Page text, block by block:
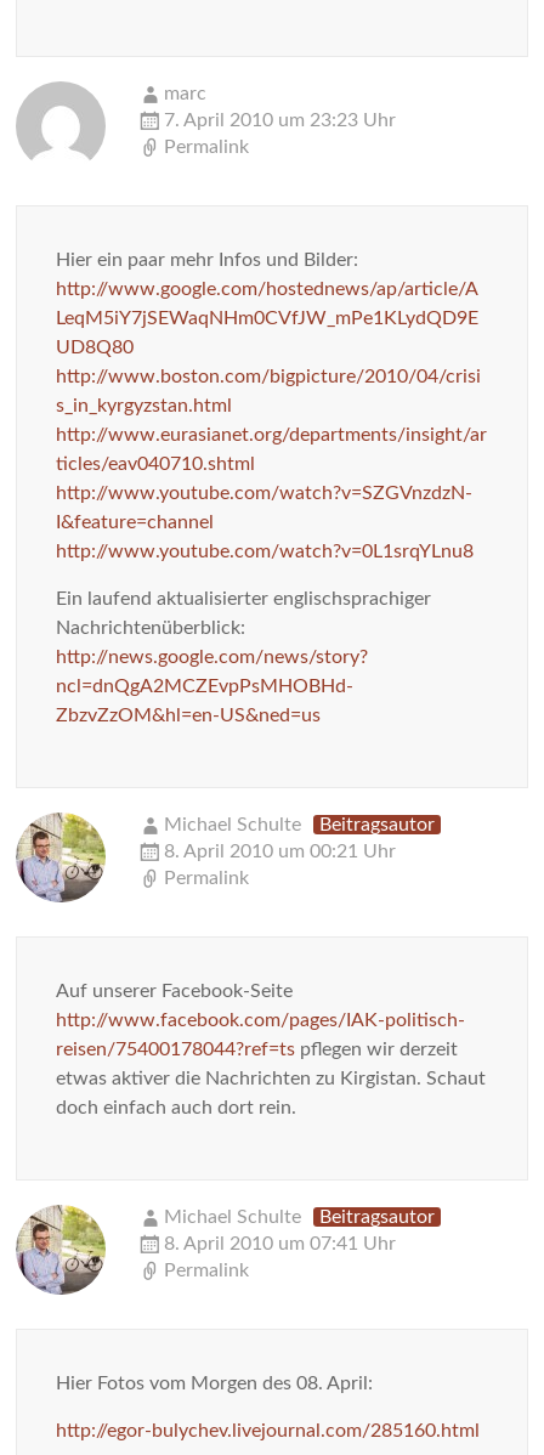
marc
7. April 2010 um 23:23 Uhr
Permalink
Hier ein paar mehr Infos und Bilder:
http://www.google.com/hostednews/ap/article/A
LeqM5iY7jSEWaqNHm0CVfJW_mPe1KLydQD9E
UD8Q80
http://www.boston.com/bigpicture/2010/04/crisi
s_in_kyrgyzstan.html
http://www.eurasianet.org/departments/insight/ar
ticles/eav040710.shtml
http://www.youtube.com/watch?v=SZGVnzdzN-
I&feature=channel
http://www.youtube.com/watch?v=0L1srqYLnu8
Ein laufend aktualisierter englischsprachiger
Nachrichtenüberblick:
http://news.google.com/news/story?
ncl=dnQgA2MCZEvpPsMHOBHd-
ZbzvZzOM&hl=en-US&ned=us
Michael Schulte
Beitragsautor
8. April 2010 um 00:21 Uhr
Permalink
Auf unserer Facebook-Seite
http://www.facebook.com/pages/IAK-politisch-
reisen/75400178044?ref=ts pflegen wir derzeit
etwas aktiver die Nachrichten zu Kirgistan. Schaut
doch einfach auch dort rein.
Michael Schulte
Beitragsautor
8. April 2010 um 07:41 Uhr
Permalink
Hier Fotos vom Morgen des 08. April:
http://egor-bulychev.livejournal.com/285160.html